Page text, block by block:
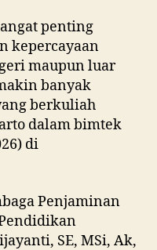
penting
kepercayaan
maupun luar
banyak
berkuliah
dalam bimtek
di
Penjaminan
SE, MSi, Ak,